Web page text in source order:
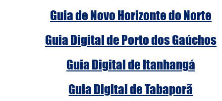
Guia de Novo Horizonte do Norte
Guia Digital de Porto dos Gaúchos
Guia Digital de Itanhangá
Guia Digital de Tabaporã